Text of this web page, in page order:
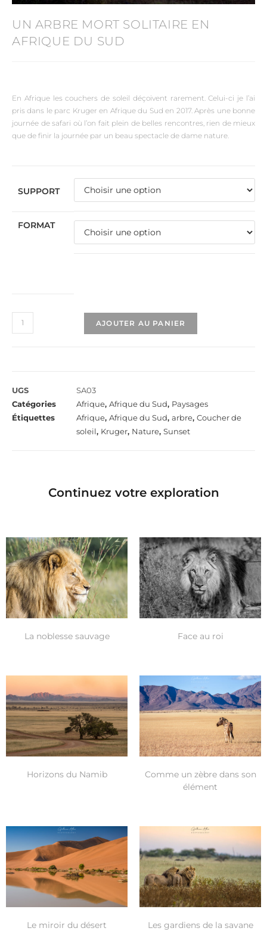
UN ARBRE MORT SOLITAIRE EN
AFRIQUE DU SUD
En Afrique les couchers de soleil déçoivent rarement. Celui-ci je l’ai
pris dans le parc Kruger en Afrique du Sud en 2017. Après une bonne
journée de safari où l’on fait plein de belles rencontres, rien de mieux
que de finir la journée par un beau spectacle de dame nature.
SUPPORT
FORMAT
AJOUTER AU PANIER
UGS
SA03
Catégories
Afrique, Afrique du Sud, Paysages
Étiquettes
Afrique, Afrique du Sud, arbre, Coucher de
soleil, Kruger, Nature, Sunset
Continuez votre exploration
La noblesse sauvage Face au roi
Horizons du Namib
Comme un zèbre dans son
élément
Le miroir du désert Les gardiens de la savane